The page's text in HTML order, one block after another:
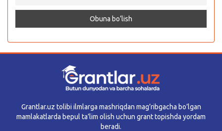
Grantlar.uz tolibi ilmlarga mashriqdan mag’ribgacha bo’lgan
mamlakatlarda bepul ta’lim olish uchun grant topishda yordam
beradi.